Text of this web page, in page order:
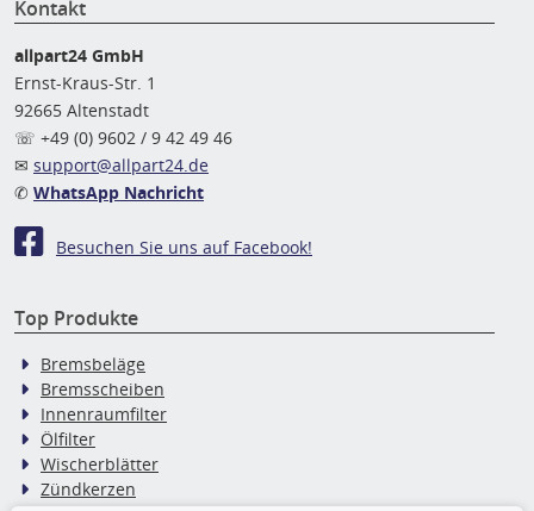
Kontakt
allpart24 GmbH
Ernst-Kraus-Str. 1
92665 Altenstadt
☏ +49 (0) 9602 / 9 42 49 46
✉ support@allpart24.de
✆ WhatsApp Nachricht
Besuchen Sie uns auf Facebook!
Top Produkte
Bremsbeläge
Bremsscheiben
Innenraumfilter
Ölfilter
Wischerblätter
Zündkerzen